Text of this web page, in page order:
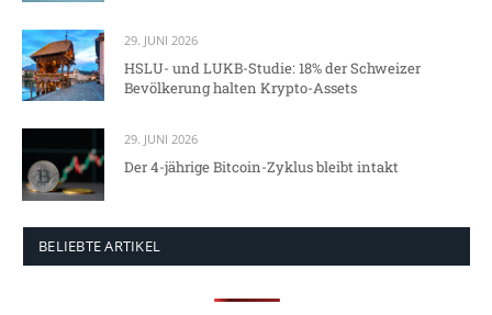
29. JUNI 2026
HSLU- und LUKB-Studie: 18% der Schweizer
Bevölkerung halten Krypto-Assets
29. JUNI 2026
Der 4-jährige Bitcoin-Zyklus bleibt intakt
BELIEBTE ARTIKEL